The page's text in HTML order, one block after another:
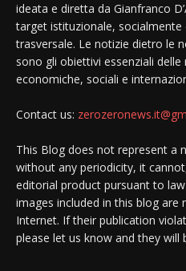
ideata e diretta da Gianfranco
target istituzionale,
trasversale. Le notizie dietro le
sono gli obiettivi essenziali
economiche, sociali e
Contact us:
This Blog does not represent a
without any periodicity, it
editorial product pursuant to
images included in this blog
Internet. If their publication
please let us know and they